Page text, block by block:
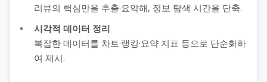
리뷰의 핵심만을 추출·요약해, 정보 탐색 시간을 단축.
시각적 데이터 정리
복잡한 데이터를 차트·랭킹·요약 지표 등으로 단순화하
여 제시.